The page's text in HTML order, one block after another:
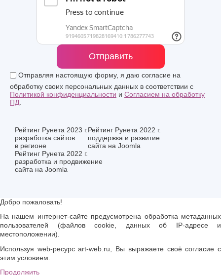
Отправить
Отправляя настоящую форму, я даю согласие на
обработку своих персональных данных в соответствии с
Политикой конфиденциальности и Согласием на обработку
ПД
Рейтинг Рунета 2023 г.
разработка сайтов
в регионе
Рейтинг Рунета 2022 г.
поддержка и развитие
сайта на Joomla
Рейтинг Рунета 2022 г.
разработка и продвижение
сайта на Joomla
Добро пожаловать!
На нашем интернет-сайте предусмотрена обработка метаданных
пользователей (файлов cookie, данных об IP-адресе и
местоположении).
Используя web-ресурс art-web.ru, Вы выражаете своё согласие с
этим условием.
Продолжить